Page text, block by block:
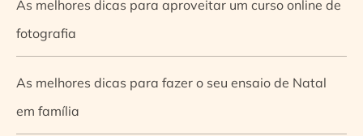
As melhores dicas para aproveitar um curso online de
fotografia
As melhores dicas para fazer o seu ensaio de Natal
em família